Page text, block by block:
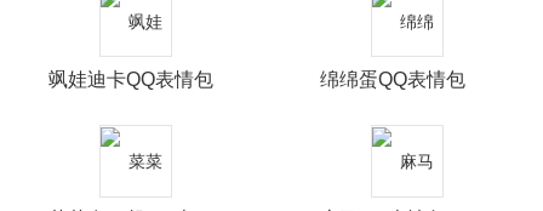
飒娃迪卡QQ表情包 绵绵蛋QQ表情包